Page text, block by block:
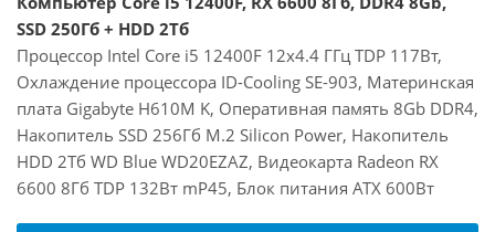
SSD 250Гб + HDD 2Тб
Процессор Intel Core i5 12400F 12x4.4 ГГц TDP 117Вт,
Охлаждение процессора ID-Cooling SE-903, Материнская
плата Gigabyte H610M K, Оперативная память 8Gb DDR4,
Накопитель SSD 256Гб M.2 Silicon Power, Накопитель
HDD 2Тб WD Blue WD20EZAZ, Видеокарта Radeon RX
6600 8Гб TDP 132Вт mP45, Блок питания ATX 600Вт